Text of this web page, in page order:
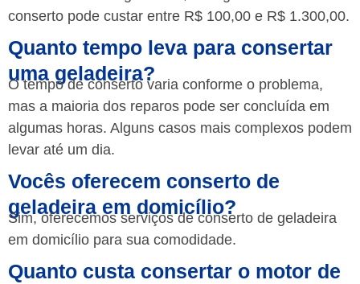
conserto pode custar entre R$ 100,00 e R$ 1.300,00.
Quanto tempo leva para consertar
uma geladeira?
O tempo de conserto varia conforme o problema,
mas a maioria dos reparos pode ser concluída em
algumas horas. Alguns casos mais complexos podem
levar até um dia.
Vocês oferecem conserto de
geladeira em domicílio?
Sim, oferecemos serviços de conserto de geladeira
em domicílio para sua comodidade.
Quanto custa consertar o motor de